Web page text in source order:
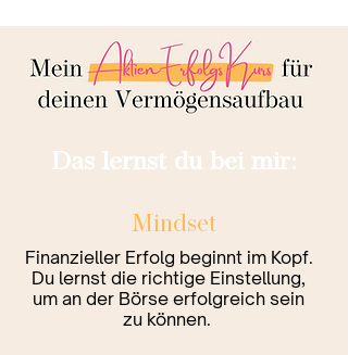
Das lernst du bei mir:
Mindset
Finanzieller Erfolg beginnt im Kopf.
Du lernst die richtige Einstellung,
um an der Börse erfolgreich sein
zu können.